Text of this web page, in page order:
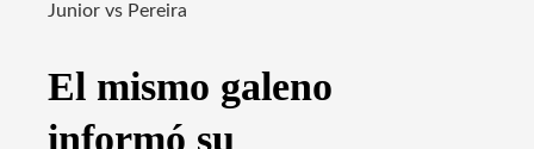
Junior vs Pereira
El mismo galeno
informó su